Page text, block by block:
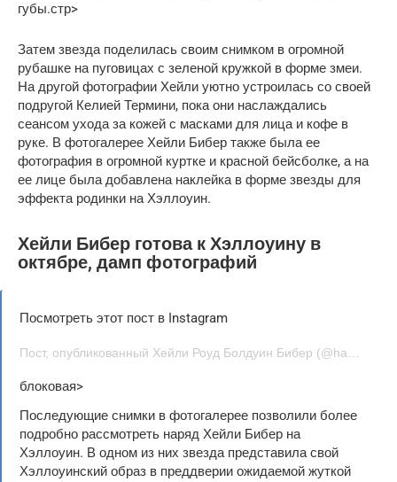
губы.стр>
Затем звезда поделилась своим снимком в огромной
рубашке на пуговицах с зеленой кружкой в ​​форме змеи.
На другой фотографии Хейли уютно устроилась со своей
подругой Келией Термини, пока они наслаждались
сеансом ухода за кожей с масками для лица и кофе в
руке. В фотогалерее Хейли Бибер также была ее
фотография в огромной куртке и красной бейсболке, а на
ее лице была добавлена ​​наклейка в форме звезды для
эффекта родинки на Хэллоуин.
Хейли Бибер готова к Хэллоуину в
октябре, дамп фотографий
Посмотреть этот пост в Instagram
блоковая>
Последующие снимки в фотогалерее позволили более
подробно рассмотреть наряд Хейли Бибер на
Хэллоуин. В одном из них звезда представила свой
Хэллоуинский образ в преддверии ожидаемой жуткой